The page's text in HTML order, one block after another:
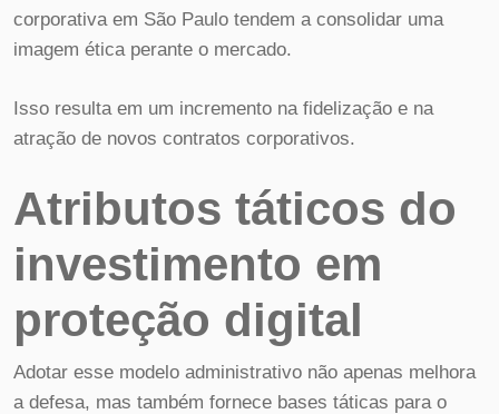
corporativa em São Paulo tendem a consolidar uma
imagem ética perante o mercado.
Isso resulta em um incremento na fidelização e na
atração de novos contratos corporativos.
Atributos táticos do
investimento em
proteção digital
Adotar esse modelo administrativo não apenas melhora
a defesa, mas também fornece bases táticas para o